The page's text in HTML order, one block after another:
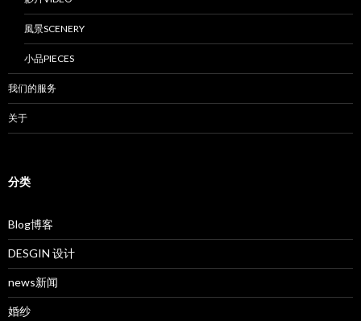
風景SCENERY
小品PIECES
我们的服务
关于
分类
Blog博客
DESGIN 设计
news新闻
婚纱